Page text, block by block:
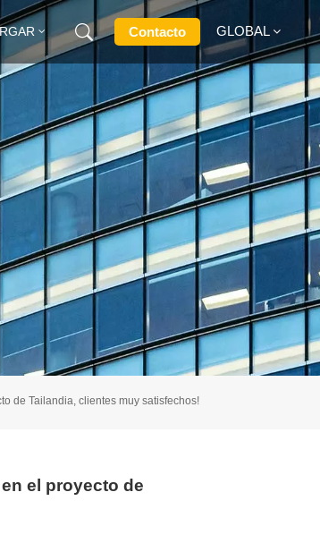
Contacto GLOBAL
English
Français
Deutsch
Русский
Italiano
Español
de Tailandia, clientes muy satisfechos!
el proyecto de